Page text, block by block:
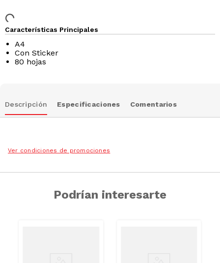
Características Principales
A4
Con Sticker
80 hojas
Descripción Especificaciones Comentarios
Ver condiciones de promociones
Podrían interesarte